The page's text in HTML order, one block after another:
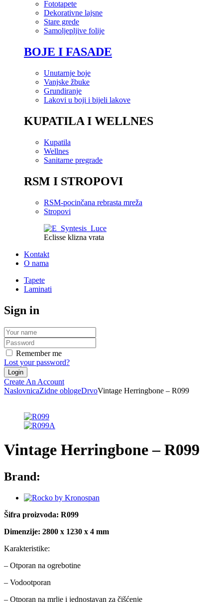
Fototapete
Dekorativne lajsne
Stare grede
Samoljepljive folije
BOJE I FASADE
Unutarnje boje
Vanjske žbuke
Grundiranje
Lakovi u boji i bijeli lakove
KUPATILA I WELLNES
Kupatila
Wellnes
Sanitarne pregrade
RSM I STROPOVI
RSM-pocinčana rebrasta mreža
Stropovi
Eclisse klizna vrata
Kontakt
O nama
Tapete
Laminati
Sign in
Remember me
Lost your password?
Create An Account
NaslovnicaZidne oblogeDrvoVintage Herringbone – R099
Vintage Herringbone – R099
Brand:
Šifra proizvoda: R099
Dimenzije: 2800 x 1230 x 4 mm
Karakteristike:
– Otporan na ogrebotine
– Vodootporan
– Otporan na mrlje i jednostavan za čišćenje